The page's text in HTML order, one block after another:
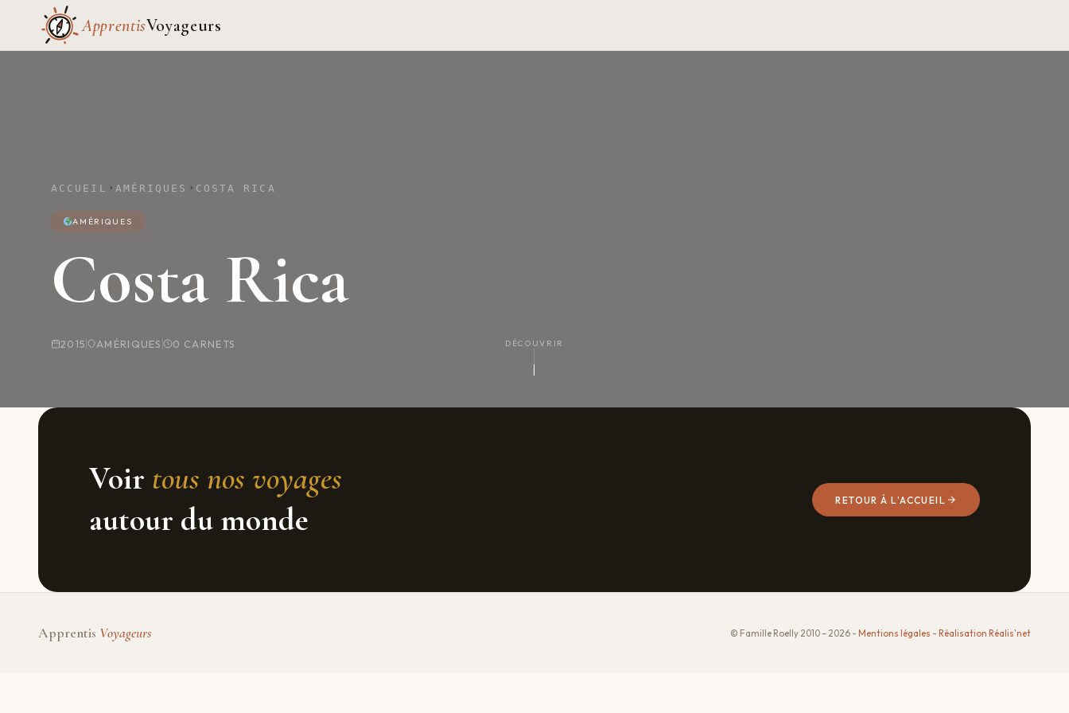
ApprentisVoyageurs
ACCUEIL AMÉRIQUES COSTA RICA
AMÉRIQUES
Costa Rica
2015 AMÉRIQUES 0 CARNETS DÉCOUVRIR
Voir tous nos voyages
autour du monde
RETOUR À L'ACCUEIL
Apprentis Voyageurs © Famille Roelly 2010 – 2026 - Mentions légales - Réalisation Réalis'net